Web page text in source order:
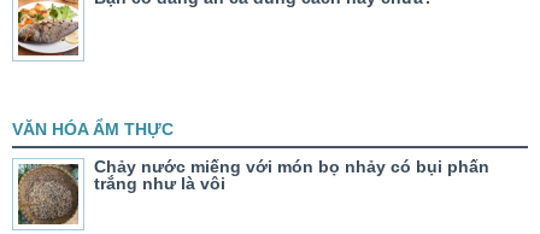
VĂN HÓA ẨM THỰC
Chảy nước miếng với món bọ nhảy có bụi phấn
trắng như là vôi